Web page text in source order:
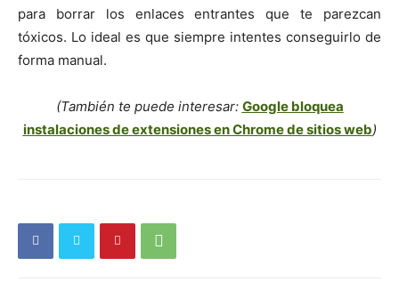
para borrar los enlaces entrantes que te parezcan
tóxicos. Lo ideal es que siempre intentes conseguirlo de
forma manual.
(También te puede interesar: Google bloquea
instalaciones de extensiones en Chrome de sitios web)